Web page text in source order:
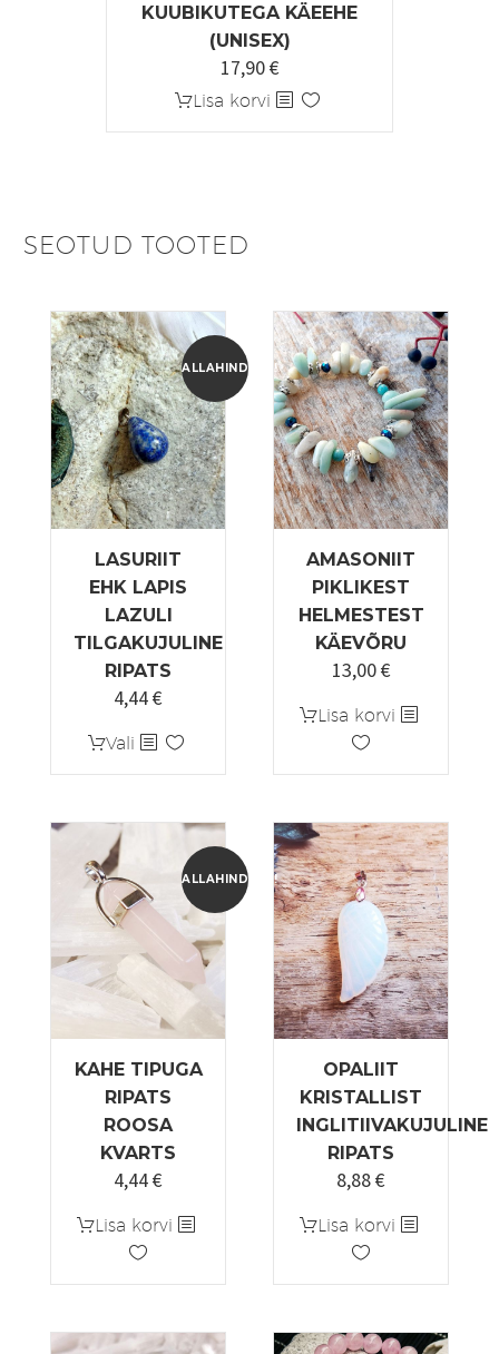
KUUBIKUTEGA KÄEEHE
(UNISEX)
17,90€
Lisa korvi
SEOTUD TOOTED
ALLAHINDLUS!
LASURIIT
EHK LAPIS
LAZULI
TILGAKUJULINE
RIPATS
Algne
oli:
5,55 €.
4,44€
on:
4,44 €.
Vali Sellel
tootel
mitu
varianti.
Valikuid
saab
tootelehel.
AMASONIIT
PIKLIKEST
HELMESTEST
KÄEVÕRU
13,00€
Lisa korvi
ALLAHINDLUS!
KAHE TIPUGA
RIPATS
ROOSA
KVARTS
Algne
oli:
5,55 €.
4,44€Praegune
on:
Lisa korvi
OPALIIT
KRISTALLIST
INGLITIIVAKUJULINE
RIPATS
8,88€
Lisa korvi